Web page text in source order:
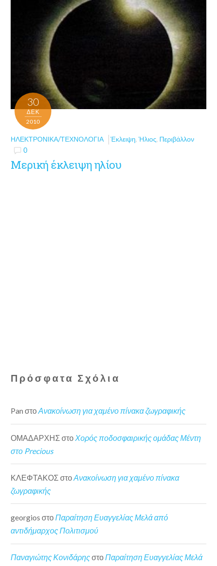
30
ΔΕΚ
2010
ΗΛΕΚΤΡΟΝΙΚΆ/ΤΕΧΝΟΛΟΓΊΑ Έκλειψη,Ήλιος, Περιβάλλον
0
Μερική έκλειψη ηλίου
Πρόσφατα Σχόλια
Pan στοΑνακοίνωση για χαμένο πίνακα ζωγραφικής
ΟΜΑΔΑΡΧΗΣ στο Χορός ποδοσφαιρικής ομάδας Μέντη
στο Precious
ΚΛΕΦΤΑΚΟΣ στοΑνακοίνωση για χαμένο πίνακα
ζωγραφικής
georgios στοΠαραίτηση Ευαγγελίας Μελά από
αντιδήμαρχος Πολιτισμού
Παναγιώτης ΚονιδάρηςστοΠαραίτηση Ευαγγελίας Μελά